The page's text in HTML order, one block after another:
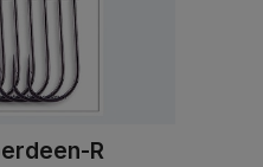
R